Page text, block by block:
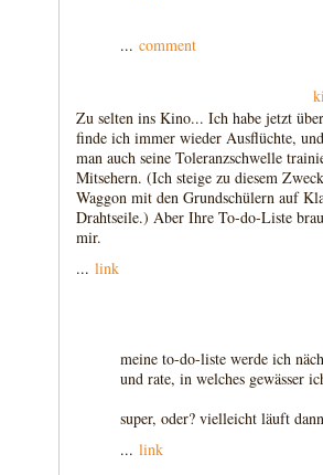
... comment
Zu selten ins Kino... Ich habe jetzt
finde ich immer wieder Ausflüchte,
man auch seine Toleranzschwelle
Mitsehern. (Ich steige zu diesem
Waggon mit den Grundschülern auf
Drahtseile.) Aber Ihre To-do-Liste
mir.
... link
meine to-do-liste werde ich
und rate, in welches gewässer
super, oder? vielleicht läuft
... link